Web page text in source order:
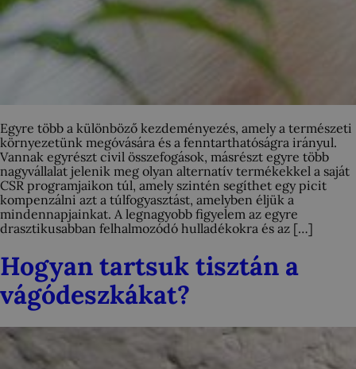
Egyre több a különböző kezdeményezés, amely a természeti
környezetünk megóvására és a fenntarthatóságra irányul.
Vannak egyrészt civil összefogások, másrészt egyre több
nagyvállalat jelenik meg olyan alternatív termékekkel a saját
CSR programjaikon túl, amely szintén segíthet egy picit
kompenzálni azt a túlfogyasztást, amelyben éljük a
mindennapjainkat. A legnagyobb figyelem az egyre
drasztikusabban felhalmozódó hulladékokra és az […]
Hogyan tartsuk tisztán a
vágódeszkákat?